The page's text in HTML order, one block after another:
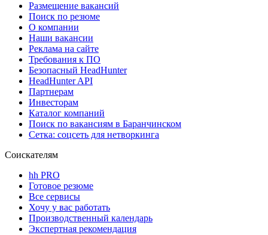
Размещение вакансий
Поиск по резюме
О компании
Наши вакансии
Реклама на сайте
Требования к ПО
Безопасный HeadHunter
HeadHunter API
Партнерам
Инвесторам
Каталог компаний
Поиск по вакансиям в Баранчинском
Сетка: соцсеть для нетворкинга
Соискателям
hh PRO
Готовое резюме
Все сервисы
Хочу у вас работать
Производственный календарь
Экспертная рекомендация